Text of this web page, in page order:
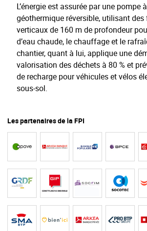
L’énergie est assurée par une pompe
géothermique réversible, utilisant des
verticaux de 160 m de profondeur
d’eau chaude, le chauffage et le
chantier, quant à lui, applique une
valorisation des déchets à 80 % et
de recharge pour véhicules et vélos
sous-sol.
Les partenaires de la FPI